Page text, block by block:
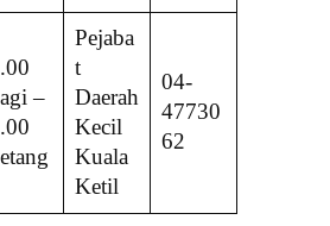
–
Pejaba
t
Daerah
Kecil
Kuala
Ketil
04-
47730
62